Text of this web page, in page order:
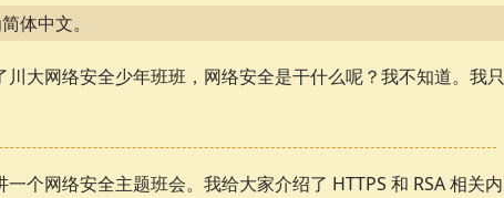
体中文。
大网络安全少年班班，网络安全是干什么呢？我不知道。我只
个网络安全主题班会。我给大家介绍了 HTTPS 和 RSA 相关内